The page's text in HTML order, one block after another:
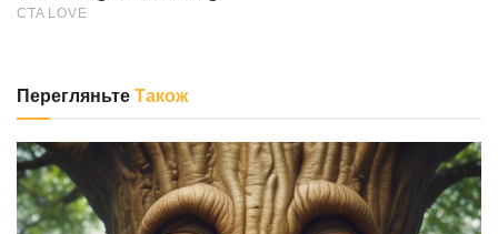
ПерегляньтеТакож